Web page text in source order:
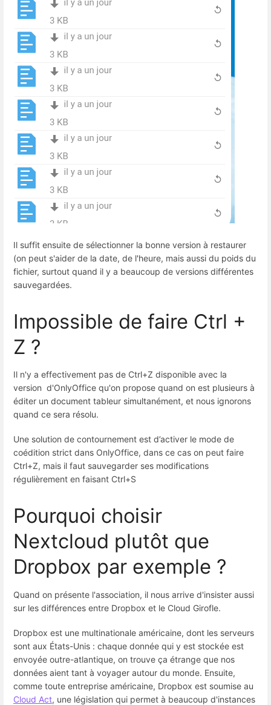
Il suffit ensuite de sélectionner la bonne version à restaurer
(on peut s'aider de la date, de l'heure, mais aussi du poids du
fichier, surtout quand il y a beaucoup de versions différentes
sauvegardées.
Impossible de faire Ctrl +
Z ?
Il n'y a effectivement pas de Ctrl+Z disponible avec la
version d'OnlyOffice qu'on propose quand on est plusieurs à
éditer un document tableur simultanément, et nous ignorons
quand ce sera résolu.
Une solution de contournement est d’activer le mode de
coédition strict dans OnlyOffice, dans ce cas on peut faire
Ctrl+Z, mais il faut sauvegarder ses modifications
régulièrement en faisant Ctrl+S
Pourquoi choisir
Nextcloud plutôt que
Dropbox par exemple ?
Quand on présente l'association, il nous arrive d'insister aussi
sur les différences entre Dropbox et le Cloud Girofle.
Dropbox est une multinationale américaine, dont les serveurs
sont aux États-Unis : chaque donnée qui y est stockée est
envoyée outre-atlantique, on trouve ça étrange que nos
données aient tant à voyager autour du monde. Ensuite,
comme toute entreprise américaine, Dropbox est soumise au
Cloud Act, une législation qui permet à beaucoup d'instances